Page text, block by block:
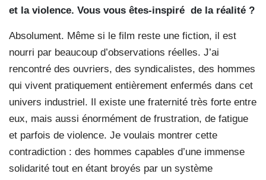
et la violence. Vous vous êtes-inspiré de la réalité ?
Absolument. Même si le film reste une fiction, il est
nourri par beaucoup d’observations réelles. J’ai
rencontré des ouvriers, des syndicalistes, des hommes
qui vivent pratiquement entièrement enfermés dans cet
univers industriel. Il existe une fraternité très forte entre
eux, mais aussi énormément de frustration, de fatigue
et parfois de violence. Je voulais montrer cette
contradiction : des hommes capables d’une immense
solidarité tout en étant broyés par un système